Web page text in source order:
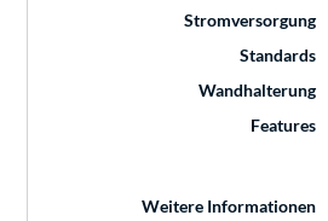
Stromversorgung
Standards
Wandhalterung
Features
Weitere Informationen